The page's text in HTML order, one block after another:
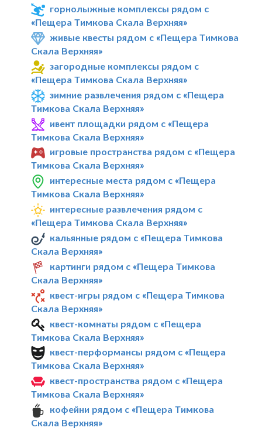
горнолыжные комплексы рядом с
«Пещера Тимкова Скала Верхняя»
живые квесты рядом с «Пещера Тимкова
Скала Верхняя»
загородные комплексы рядом с
«Пещера Тимкова Скала Верхняя»
зимние развлечения рядом с «Пещера
Тимкова Скала Верхняя»
ивент площадки рядом с «Пещера
Тимкова Скала Верхняя»
игровые пространства рядом с «Пещера
Тимкова Скала Верхняя»
интересные места рядом с «Пещера
Тимкова Скала Верхняя»
интересные развлечения рядом с
«Пещера Тимкова Скала Верхняя»
кальянные рядом с «Пещера Тимкова
Скала Верхняя»
картинги рядом с «Пещера Тимкова
Скала Верхняя»
квест-игры рядом с «Пещера Тимкова
Скала Верхняя»
квест-комнаты рядом с «Пещера
Тимкова Скала Верхняя»
квест-перформансы рядом с «Пещера
Тимкова Скала Верхняя»
квест-пространства рядом с «Пещера
Тимкова Скала Верхняя»
кофейни рядом с «Пещера Тимкова
Скала Верхняя»